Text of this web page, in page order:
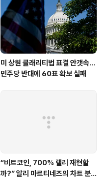
미 상원 클래리티법 표결 안갯속…
민주당 반대에 60표 확보 실패
“비트코인, 700% 랠리 재현할
까?” 알리 마르티네즈의 차트 분